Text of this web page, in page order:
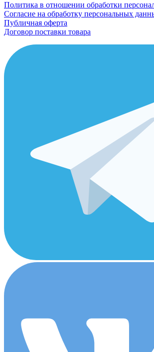
Политика в отношении обработки
Согласие на обработку персональных
Публичная оферта
Договор поставки товара